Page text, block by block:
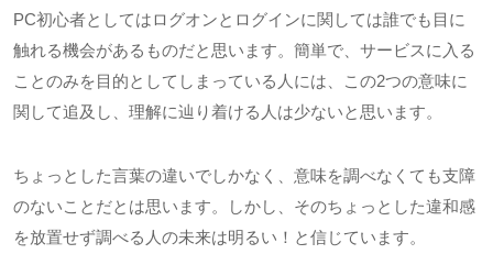
PC初心者としてはログオンとログインに関しては誰でも目に
触れる機会があるものだと思います。簡単で、サービスに入る
ことのみを目的としてしまっている人には、この2つの意味に
関して追及し、理解に辿り着ける人は少ないと思います。
ちょっとした言葉の違いでしかなく、意味を調べなくても支障
のないことだとは思います。しかし、そのちょっとした違和感
を放置せず調べる人の未来は明るい！と信じています。